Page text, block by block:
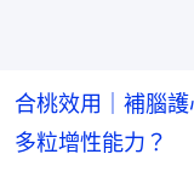
合桃效用｜補腦
多粒增性能力？